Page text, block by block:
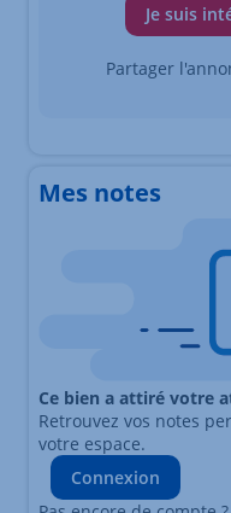
Je suis
Partager
Mes notes
Ce bien a attiré votre
Retrouvez vos notes
votre espace.
Connexion